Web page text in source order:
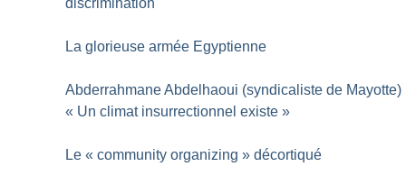
La glorieuse armée Egyptienne
Abderrahmane Abdelhaoui (syndicaliste de Mayotte)
« Un climat insurrectionnel existe »
Le « community organizing » décortiqué